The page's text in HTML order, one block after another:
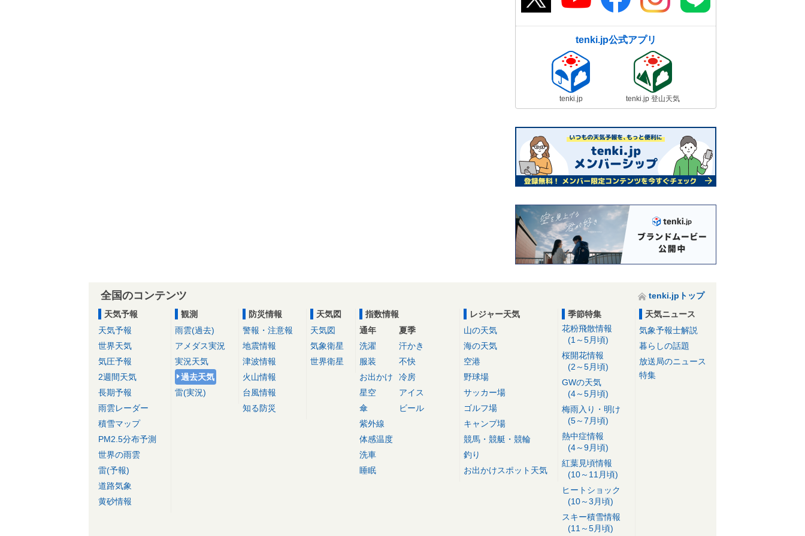
tenki.jp公式アプリ
tenki.jp tenki.jp 登山天気
全国のコンテンツ
tenki.jpトップ
天気予報
天気予報
世界天気
気圧予報
2週間天気
長期予報
雨雲レーダー
積雪マップ
PM2.5分布予測
世界の雨雲
雷(予報)
道路気象
黄砂情報
観測
雨雲(過去)
アメダス実況
実況天気
過去天気
雷(実況)
防災情報
警報・注意報
地震情報
津波情報
火山情報
台風情報
知る防災
天気図
天気図
気象衛星
世界衛星
指数情報
通年
洗濯
服装
お出かけ
星空
傘
紫外線
体感温度
洗車
睡眠
夏季
汗かき
不快
冷房
アイス
ビール
レジャー天気
山の天気
海の天気
空港
野球場
サッカー場
ゴルフ場
キャンプ場
競馬・競艇・競輪
釣り
お出かけスポット天気
季節特集
花粉飛散情報
(1～5月頃)
桜開花情報
(2～5月頃)
GWの天気
(4～5月頃)
梅雨入り・明け
(5～7月頃)
熱中症情報
(4～9月頃)
紅葉見頃情報
(10～11月頃)
ヒートショック
(10～3月頃)
スキー積雪情報
(11～5月頃)
天気ニュース
気象予報士解説
暮らしの話題
放送局のニュース
特集